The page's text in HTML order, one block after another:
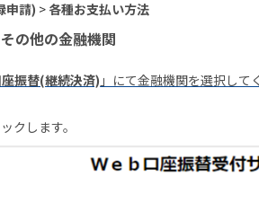
申請) > 各種お支払い方法
の他の金融機関
振替(継続決済) 」にて金融機関を選択して
クします。